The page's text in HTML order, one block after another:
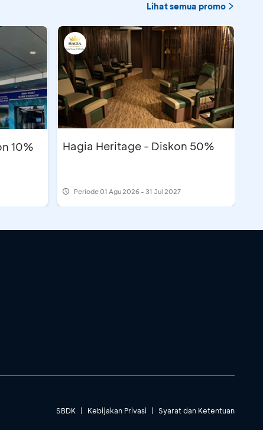
Lihat semua promo
10% Hagia Heritage - Diskon 50%
Periode01 Agu 2026 - 31 Jul 2027
SBDK | Kebijakan Privasi | Syarat dan Ketentuan